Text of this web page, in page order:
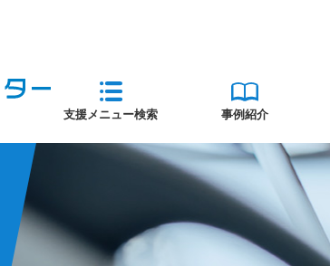
支援メニュー検索 事例紹介